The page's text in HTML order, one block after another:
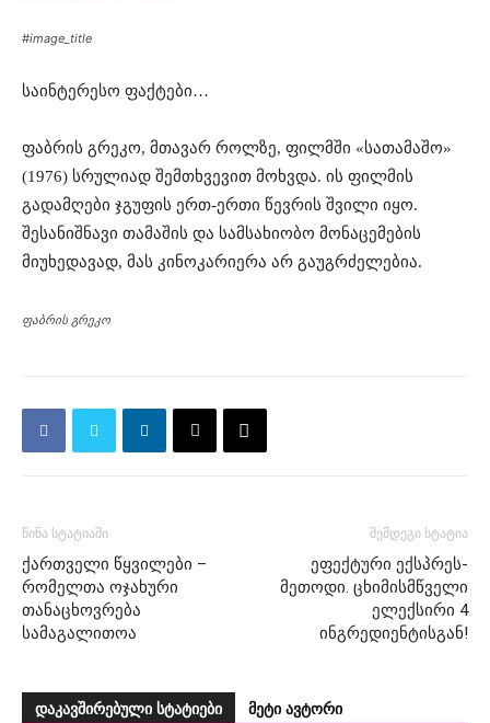
#image_title
საინტერესო ფაქტები…
ფაბრის გრეკო, მთავარ როლზე, ფილმში «სათამაშო»
(1976) სრულიად შემთხვევით მოხვდა. ის ფილმის
გადამღები ჯგუფის ერთ-ერთი წევრის შვილი იყო.
შესანიშნავი თამაშის და სამსახიობო მონაცემების
მიუხედავად, მას კინოკარიერა არ გაუგრძელებია.
ფაბრის გრეკო
წინა სტატიაში
ქართველი წყვილები –
რომელთა ოჯახური
თანაცხოვრება
სამაგალითოა
შემდეგი სტატია
ეფექტური ექსპრეს-
მეთოდი. ცხიმისმწველი
ელექსირი 4
ინგრედიენტისგან!
დაკავშირებული სტატიები მეტი ავტორი